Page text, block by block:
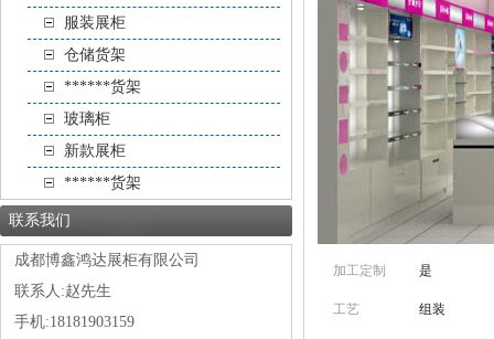
服装展柜
仓储货架
******货架
玻璃柜
新款展柜
******货架
联系我们
成都博鑫鸿达展柜有限公司
联系人:赵先生
手机:18181903159
加工定制 是
工艺 组装